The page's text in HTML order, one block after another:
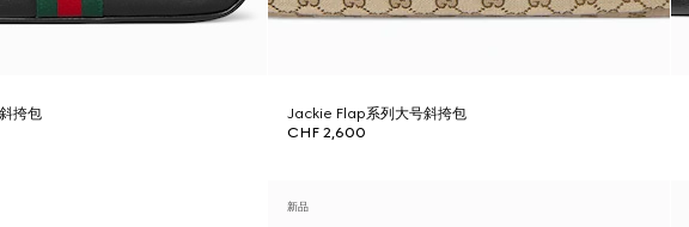
挎包
Jackie Flap系列大号斜挎包
CHF 2,600
新品